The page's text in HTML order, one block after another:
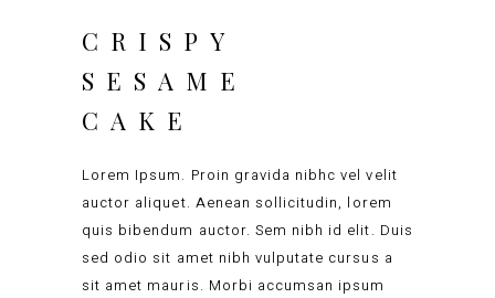
CRISPY
SESAME
CAKE
Lorem Ipsum. Proin gravida nibhc vel velit
auctor aliquet. Aenean sollicitudin, lorem
quis bibendum auctor. Sem nibh id elit. Duis
sed odio sit amet nibh vulputate cursus a
sit amet mauris. Morbi accumsan ipsum